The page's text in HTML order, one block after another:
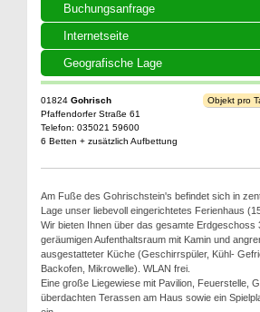
Buchungsanfrage
Internetseite
Geografische Lage
01824 Gohrisch
Pfaffendorfer Straße 61
Telefon: 035021 59600
6 Betten + zusätzlich Aufbettung
Objekt pro
Am Fuße des Gohrischstein's befindet sich in
Lage unser liebevoll eingerichtetes Ferienhaus
Wir bieten Ihnen über das gesamte Erdgeschoss
geräumigen Aufenthaltsraum mit Kamin und
ausgestatteter Küche (Geschirrspüler, Kühl-
Backofen, Mikrowelle). WLAN frei.
Eine große Liegewiese mit Pavilion, Feuerstelle,
überdachten Terassen am Haus sowie ein